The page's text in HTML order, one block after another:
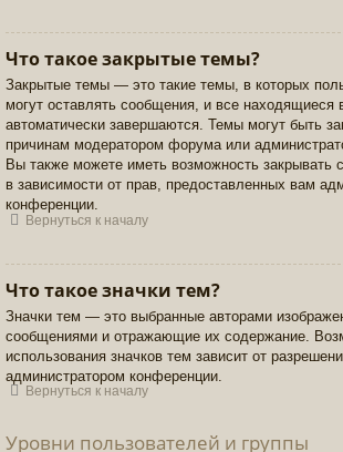
Что такое закрытые темы?
Закрытые темы — это такие темы, в которых
могут оставлять сообщения, и все находящиеся
автоматически завершаются. Темы могут быть
причинам модератором форума или
Вы также можете иметь возможность закрывать
в зависимости от прав, предоставленных вам
конференции.
Вернуться к началу
Что такое значки тем?
Значки тем — это выбранные авторами
сообщениями и отражающие их содержание.
использования значков тем зависит от
администратором конференции.
Вернуться к началу
Уровни пользователей и группы